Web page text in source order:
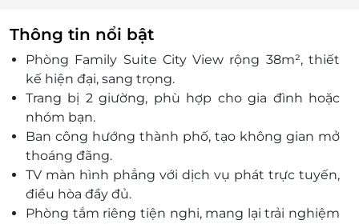
Thông tin nổi bật
Phòng Family Suite City View rộng 38m², thiết
kế hiện đại, sang trọng.
Trang bị 2 giường, phù hợp cho gia đình hoặc
nhóm bạn.
Ban công hướng thành phố, tạo không gian mở
thoáng đãng.
TV màn hình phẳng với dịch vụ phát trực tuyến,
điều hòa đầy đủ.
Phòng tắm riêng tiện nghi, mang lại trải nghiệm